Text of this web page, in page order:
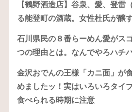
【鶴野酒造店】谷泉、愛、登雷
る能登町の酒蔵。女性杜氏が醸
石川県民の８番らーめん愛がス
つの理由とは。なんでやろハチ
金沢おでんの王様「カニ面」が
めましたッ！実はいろいろタイ
食べられる時期に注意